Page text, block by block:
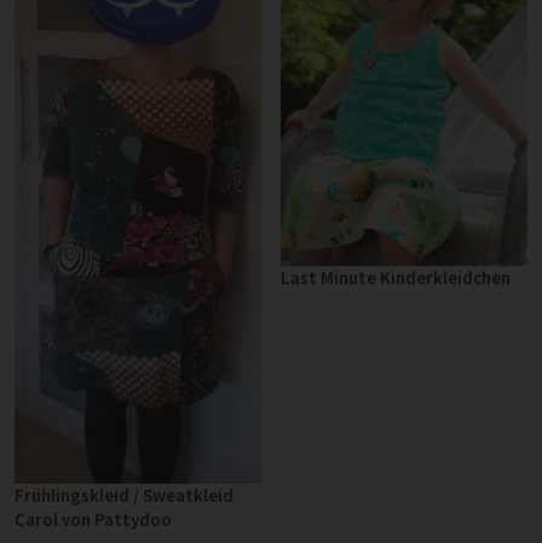
Frühlingskleid / Sweatkleid
Carol von Pattydoo
Last Minute Kinderkleidchen